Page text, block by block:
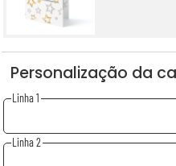
Personalização da
Linha 1
Linha 2